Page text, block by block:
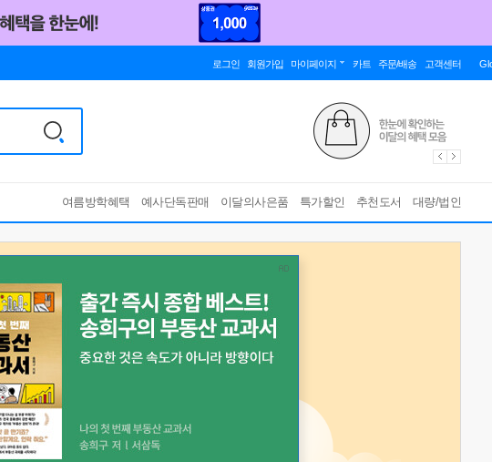
로그인 회원가입 마이페이지 카트 주문/배송 고객센터
여름방학혜택 예사단독판매 이달의사은품 특가할인 추천도서 대량/법인